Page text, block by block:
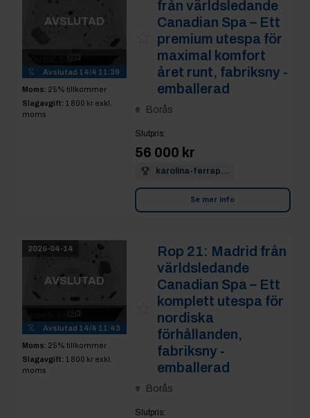
AVSLUTAD
3
Avslutad 14/4 11:39
Moms: 25% tillkommer
Slagavgift: 1 800 kr exkl.
moms
från världsledande
Canadian Spa – Ett
premium utespa för
maximal komfort
året runt, fabriksny -
emballerad
Borås
Slutpris:
56 000 kr
karolina-ferrap...
Se mer info
2026-04-14
AVSLUTAD
3
Avslutad 14/4 11:43
Moms: 25% tillkommer
Slagavgift: 1 800 kr exkl.
moms
Rop 21: Madrid från
världsledande
Canadian Spa – Ett
komplett utespa för
nordiska
förhållanden,
fabriksny -
emballerad
Borås
Slutpris: